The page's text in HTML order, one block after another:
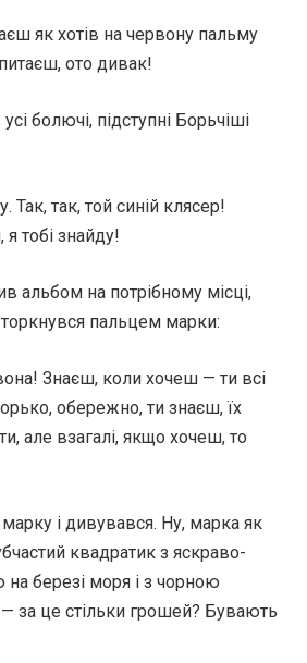
як хотів на червону пальму
ото дивак!
болючі, підступні Борьчіші
Так, так, той синій клясер!
тобі знайду!
альбом на потрібному місці,
пальцем марки:
Знаєш, коли хочеш — ти всі
обережно, ти знаєш, їх
але взагалі, якщо хочеш, то
і дивувався. Ну, марка як
квадратик з яскраво-
березі моря і з чорною
це стільки грошей? Бувають